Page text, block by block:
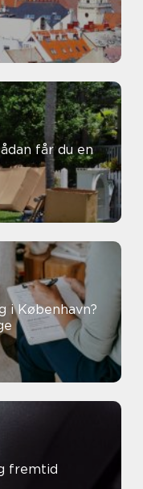
i København?
fremtid